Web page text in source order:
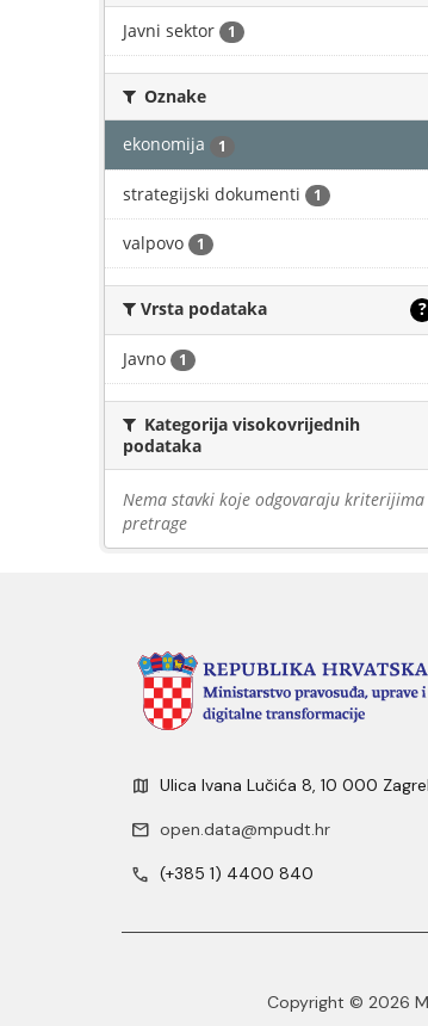
Javni sektor 1
Oznake
ekonomija 1
strategijski dokumenti 1
valpovo 1
Vrsta podataka ?
Javno 1
Kategorija visokovrijednih
podataka
Nema stavki koje odgovaraju kriterijima
pretrage